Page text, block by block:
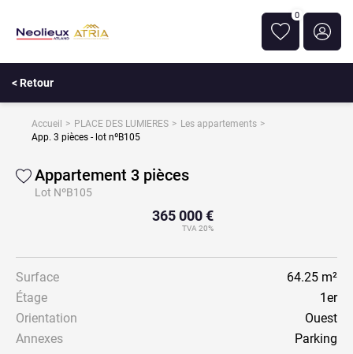
0
< Retour
Accueil PLACE DES LUMIERES
Les appartements
App. 3 pièces - lot nºB105
Appartement 3 pièces
Lot NºB105
365 000 €
TVA 20%
Surface
64.25 m²
Étage
1er
Orientation
Ouest
Annexes
Parking